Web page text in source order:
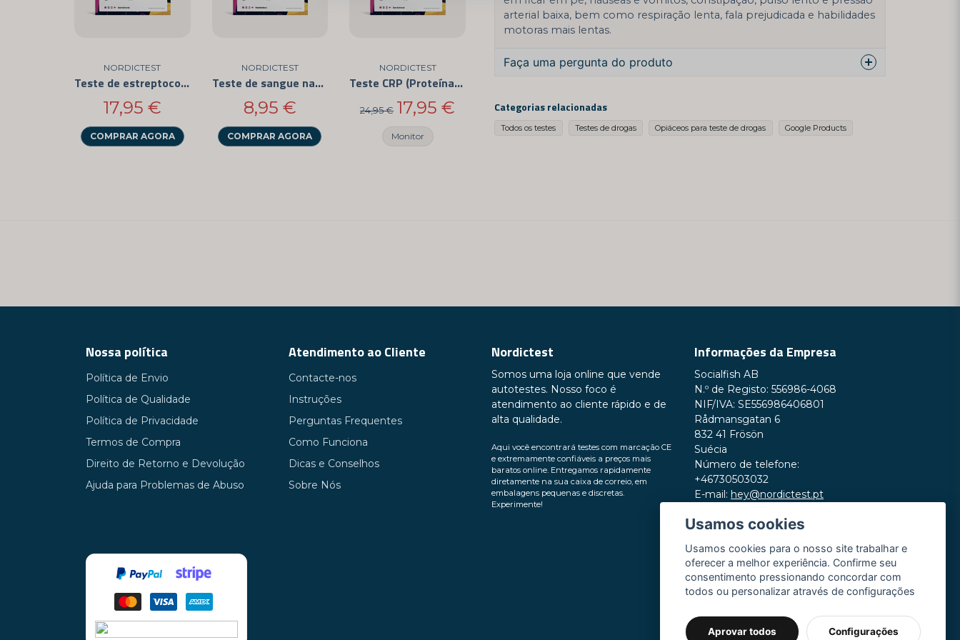
NORDICTEST
Teste de estreptococos para uso doméstico (pacote com 3)
17,95 €
COMPRAR AGORA
NORDICTEST
Teste de sangue nas fezes - Teste FOB
8,95 €
COMPRAR AGORA
NORDICTEST
Teste CRP (Proteína C-Reativa) - Teste de Sedimentação Rápida do Sangue - Para Uso em Casa
24,95 € 17,95 €
Monitor
arterial baixa, bem como respiração lenta, fala prejudicada e habilidades
motoras mais lentas.
Faça uma pergunta do produto
Pergunte -nos algo sobre este produto ...
Enviar pergunta
Categorias relacionadas
Todos os testes Testes de drogas Opiáceos para teste de drogas Google Products
Nossa política
Política de Envio
Política de Qualidade
Política de Privacidade
Termos de Compra
Direito de Retorno e Devolução
Ajuda para Problemas de Abuso
Atendimento ao Cliente
Contacte-nos
Instruções
Perguntas Frequentes
Como Funciona
Dicas e Conselhos
Sobre Nós
Nordictest
Somos uma loja online que vende
autotestes. Nosso foco é
atendimento ao cliente rápido e de
alta qualidade.
Aqui você encontrará testes com marcação CE
e extremamente confiáveis ​​a preços mais
baratos online. Entregamos rapidamente
diretamente na sua caixa de correio, em
embalagens pequenas e discretas.
Experimente!
Informações da Empresa
Socialfish AB
N.º de Registo: 556986-4068
NIF/IVA: SE556986406801
Rådmansgatan 6
832 41 Frösön
Suécia
Número de telefone:
+46730503032
E-mail: hey@nordictest.pt
Horário de funcionamento:
Usamos cookies
Usamos cookies para o nosso site trabalhar e
oferecer a melhor experiência. Confirme seu
consentimento pressionando concordar com
todos ou personalizar através de configurações
Aprovar todos Configurações